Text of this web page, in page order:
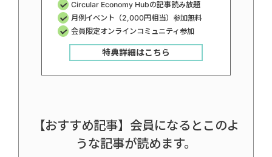
Circular Economy Hubの記事読み放題
月例イベント（2,000円相当）参加無料
会員限定オンラインコミュニティ参加
特典詳細はこちら
【おすすめ記事】会員になるとこのよ
うな記事が読めます。